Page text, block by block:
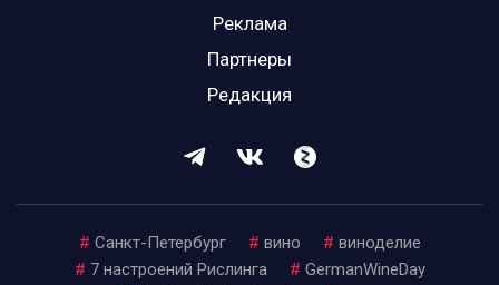
Реклама
Партнеры
Редакция
# Санкт-Петербург # вино # виноделие
# 7 настроений Рислинга # GermanWineDay